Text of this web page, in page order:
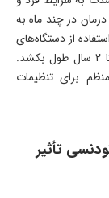
در چند ماه به
از دستگاه‌های
خاص مانند هدگیر باشد، ممکن است درمان 18 ماه تا 2 سال طول بکشد.
برای تنظیمات
تأثیر